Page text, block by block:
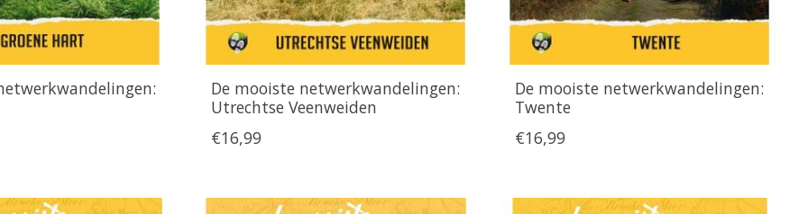
De mooiste netwerkwandelingen:
Utrechtse Veenweiden
€16,99
De mooiste netwerkwandelingen:
Twente
€16,99